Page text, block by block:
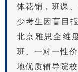
体花销，班课
少考生因盲目
北京雅思全维
班、一对一性
地优质辅导院